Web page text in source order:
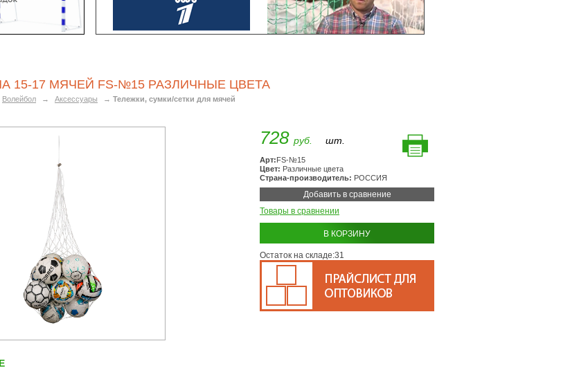
15-17 МЯЧЕЙ FS-№15 РАЗЛИЧНЫЕ ЦВЕТА
Волейбол → Аксессуары → Тележки, сумки/сетки для мячей
728 руб. шт.
Арт:FS-№15
Цвет: Различные цвета
Страна-производитель: РОССИЯ
Добавить в сравнение
Товары в сравнении
В КОРЗИНУ
Остаток на складе:31